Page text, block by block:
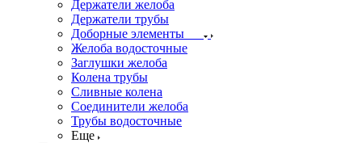
Держатели желоба
Держатели трубы
Доборные элементы
Желоба водосточные
Заглушки желоба
Колена трубы
Сливные колена
Соединители желоба
Трубы водосточные
Еще